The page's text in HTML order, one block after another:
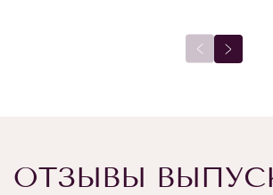
ОТЗЫВЫ